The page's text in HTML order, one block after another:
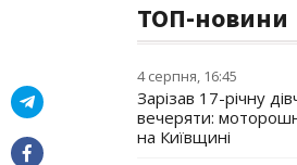
ТОП-новини
4 серпня, 16:45
Зарізав 17-річну
вечеряти:
на Київщині